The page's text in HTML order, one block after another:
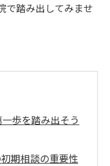
で踏み出してみませ
歩を踏み出そう
期相談の重要性